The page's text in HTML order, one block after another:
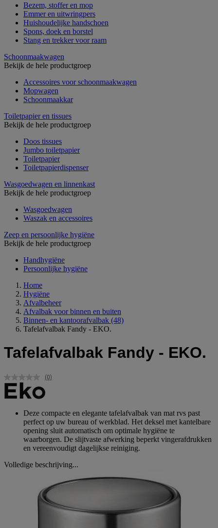
Bezem, stoffer en mop
Emmer en uitwringpers
Huishoudelijke handschoen
Spons, doek en borstel
Stang en trekker voor raam
Schoonmaakwagen
Bekijk de hele productgroep
Accessoires voor schoonmaakwagen
Mopwagen
Schoonmaakkar
Toiletpapier en tissues
Bekijk de hele productgroep
Doos tissues
Jumbo toiletpapier
Toiletpapier
Toiletpapierdispenser
Wasgoedwagen en linnenkast
Bekijk de hele productgroep
Wasgoedwagen
Waszak en accessoires
Zeep en persoonlijke hygiëne
Bekijk de hele productgroep
Handhygiëne
Persoonlijke hygiëne
Home
Hygiëne
Afvalbeheer
Afvalbak voor binnen en buiten
Binnen- en kantoorafvalbak (48)
Tafelafvalbak Fandy - EKO.
Tafelafvalbak Fandy - EKO.
Geen
Dezelfde
(0)
Deze compacte en elegante tafelafvalbak van mat rvs past
perfect op uw bureau of werkblad. Het deksel met kantelbare
opening sluit automatisch om optimale hygiëne te
waarborgen. De slijtvaste afwerking beperkt vingerafdrukken
en vereenvoudigt dagelijkse reiniging.
Volledige beschrijving...